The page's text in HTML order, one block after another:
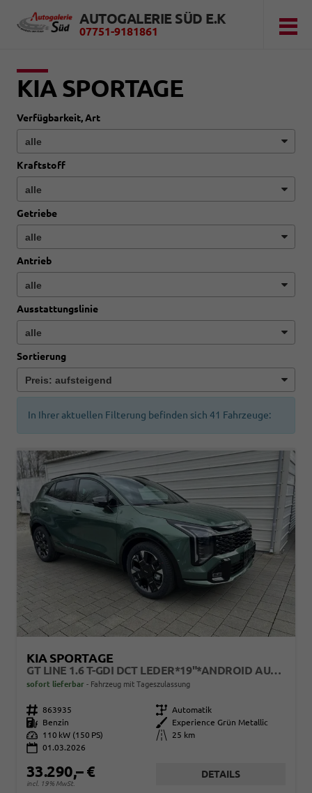
AUTOGALERIE SÜD E.K
07751-9181861
KIA SPORTAGE
Verfügbarkeit, Art
Kraftstoff
Getriebe
Antrieb
Ausstattungslinie
Sortierung
In Ihrer aktuellen Filterung befinden sich 41 Fahrzeuge:
KIA SPORTAGE
GT LINE 1.6 T-GDI DCT LEDER*19"*ANDROID AUTO*NAVI*SHZ*E-HECK*ACC*360°KAMERA
sofort lieferbar Fahrzeug mit Tageszulassung
Fahrzeugnr. 863935 Getriebe Automatik
Kraftstoff
Benzin Außenfarbe
Experience Grün Metallic
Leistung
110 kW (150 PS) Kilometerstand
25 km
01.03.2026
33.290,– €
incl. 19% MwSt.
DETAILS